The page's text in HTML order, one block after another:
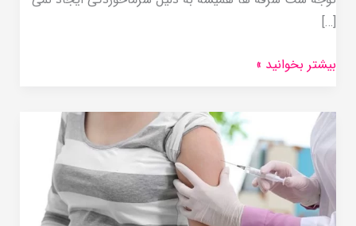
[…]
بیشتر بخوانید »
زدن
این
واکسن
ها
در